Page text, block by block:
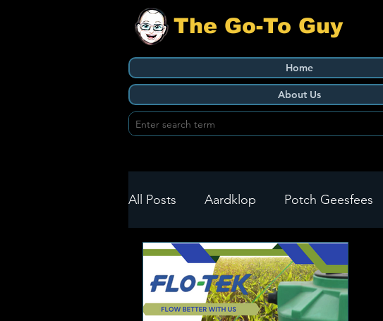
The Go-To Guy
Home
About Us
All Posts Aardklop Potch Geesfees
Ikageng Klerksdorp Carletonville
Build It Green Health